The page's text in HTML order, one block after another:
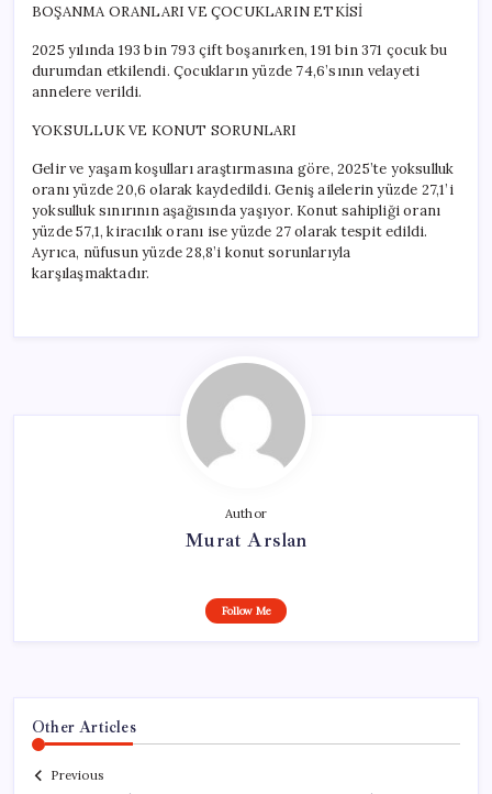
BOŞANMA ORANLARI VE ÇOCUKLARIN ETKİSİ
2025 yılında 193 bin 793 çift boşanırken, 191 bin 371 çocuk bu
durumdan etkilendi. Çocukların yüzde 74,6’sının velayeti
annelere verildi.
YOKSULLUK VE KONUT SORUNLARI
Gelir ve yaşam koşulları araştırmasına göre, 2025’te yoksulluk
oranı yüzde 20,6 olarak kaydedildi. Geniş ailelerin yüzde 27,1’i
yoksulluk sınırının aşağısında yaşıyor. Konut sahipliği oranı
yüzde 57,1, kiracılık oranı ise yüzde 27 olarak tespit edildi.
Ayrıca, nüfusun yüzde 28,8’i konut sorunlarıyla
karşılaşmaktadır.
Author
Murat Arslan
Follow Me
Other Articles
Previous